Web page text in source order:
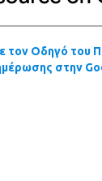
τον Οδηγό του
στην